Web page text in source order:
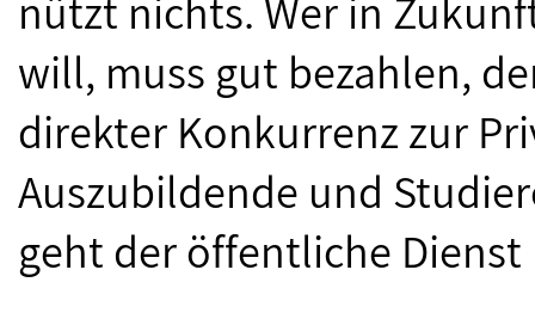
will, muss gut bezahlen,
direkter Konkurrenz zur
Auszubildende und
geht der öffentliche Dienst